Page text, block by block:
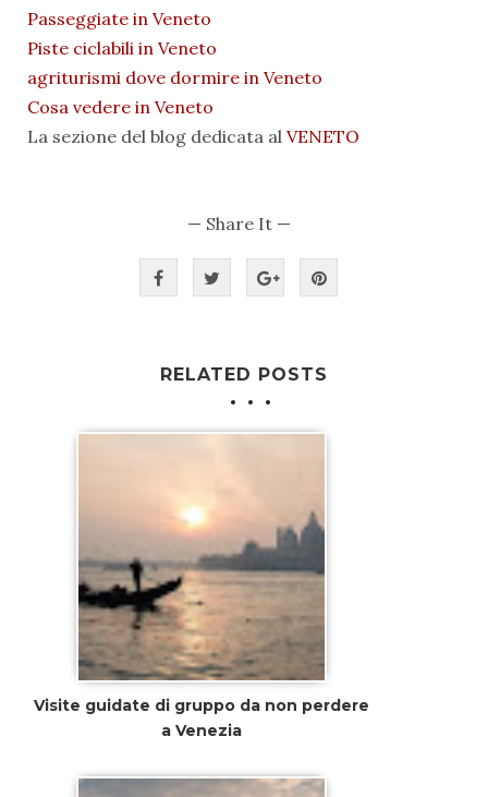
Passeggiate in Veneto
Piste ciclabili in Veneto
agriturismi dove dormire in Veneto
Cosa vedere in Veneto
La sezione del blog dedicata al VENETO
— Share It —
RELATED POSTS
Visite guidate di gruppo da non perdere
a Venezia